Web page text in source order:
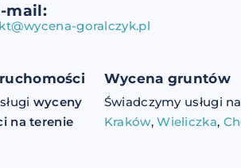
mail:
goralczyk.pl
wyceny
na terenie
Wycena gruntów
Świadczymy usługi
Kraków,Wieliczka,